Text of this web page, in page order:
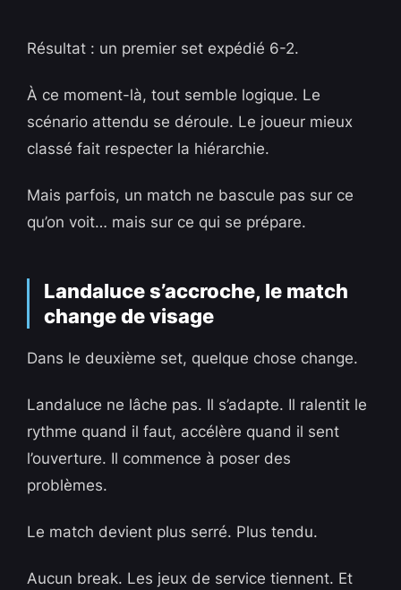
Résultat : un premier set expédié 6-2.
À ce moment-là, tout semble logique. Le
scénario attendu se déroule. Le joueur mieux
classé fait respecter la hiérarchie.
Mais parfois, un match ne bascule pas sur ce
qu’on voit… mais sur ce qui se prépare.
Landaluce s’accroche, le match
change de visage
Dans le deuxième set, quelque chose change.
Landaluce ne lâche pas. Il s’adapte. Il ralentit le
rythme quand il faut, accélère quand il sent
l’ouverture. Il commence à poser des
problèmes.
Le match devient plus serré. Plus tendu.
Aucun break. Les jeux de service tiennent. Et